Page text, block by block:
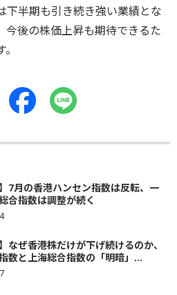
下半期も引き続き強い業績とな
今後の株価上昇も期待できるた
】7月の香港ハンセン指数は反転、一
合指数は調整が続く
なぜ香港株だけが下げ続けるのか、
数と上海総合指数の「明暗」...